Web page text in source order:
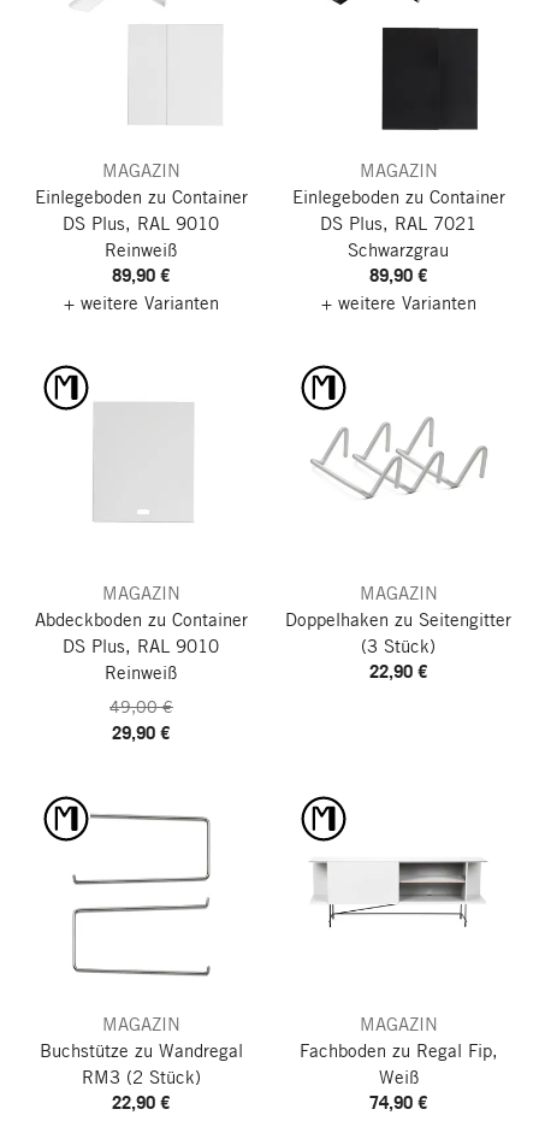
MAGAZIN
Einlegeboden zu Container
DS Plus, RAL 9010
Reinweiß
89,90 €
+ weitere Varianten
MAGAZIN
Einlegeboden zu Container
DS Plus, RAL 7021
Schwarzgrau
89,90 €
+ weitere Varianten
MAGAZIN
Abdeckboden zu Container
DS Plus, RAL 9010
Reinweiß
49,00 €
29,90 €
MAGAZIN
Doppelhaken zu Seitengitter
(3 Stück)
22,90 €
MAGAZIN
Buchstütze zu Wandregal
RM3 (2 Stück)
22,90 €
MAGAZIN
Fachboden zu Regal Fip,
Weiß
74,90 €